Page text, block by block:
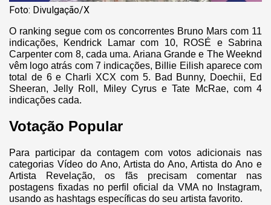
Foto: Divulgação/X
O ranking segue com os concorrentes Bruno Mars com 11
indicações, Kendrick Lamar com 10, ROSÉ e Sabrina
Carpenter com 8, cada uma. Ariana Grande e The Weeknd
vêm logo atrás com 7 indicações, Billie Eilish aparece com
total de 6 e Charli XCX com 5. Bad Bunny, Doechii, Ed
Sheeran, Jelly Roll, Miley Cyrus e Tate McRae, com 4
indicações cada.
Votação Popular
Para participar da contagem com votos adicionais nas
categorias Vídeo do Ano, Artista do Ano, Artista do Ano e
Artista Revelação, os fãs precisam comentar nas
postagens fixadas no perfil oficial da VMA no Instagram,
usando as hashtags específicas do seu artista favorito.